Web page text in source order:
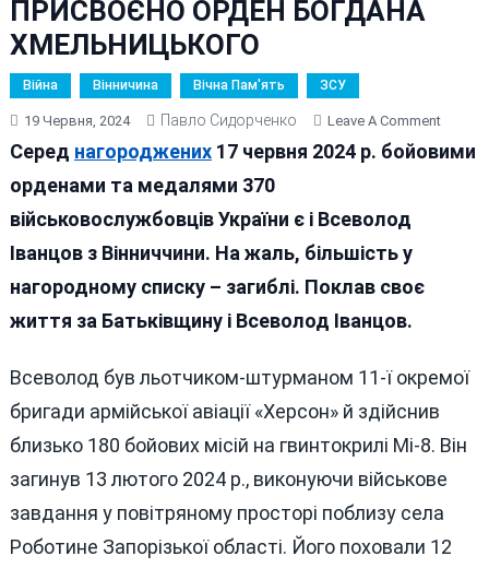
ПРИСВОЄНО ОРДЕН БОГДАНА
ХМЕЛЬНИЦЬКОГО
Війна Вінничина Вічна Пам'ять ЗСУ
19 Червня, 2024 Павло Сидорченко Leave A CommentOn
Серед нагороджених17 червня 2024 р. бойовими
орденами та медалями 370
військовослужбовців України є і Всеволод
Іванцов з Вінниччини. На жаль, більшість у
нагородному списку – загиблі. Поклав своє
життя за Батьківщину і Всеволод Іванцов.
Всеволод був льотчиком-штурманом 11-ї окремої
бригади армійської авіації «Херсон» й здійснив
близько 180 бойових місій на гвинтокрилі Мі-8. Він
загинув 13 лютого 2024 р., виконуючи військове
завдання у повітряному просторі поблизу села
Роботине Запорізької області. Його поховали 12